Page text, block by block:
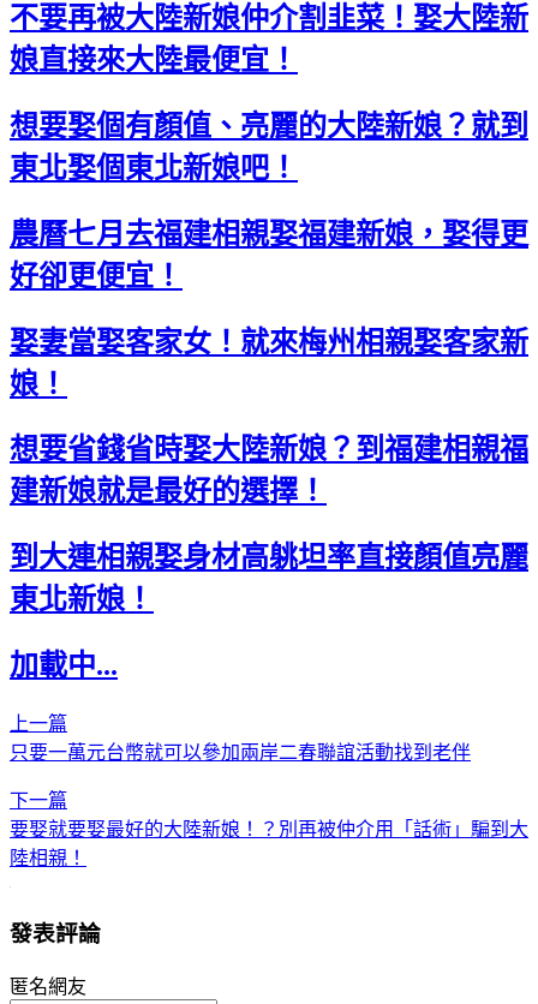
不要再被大陸新娘仲介割韭菜！娶大陸新
娘直接來大陸最便宜！
想要娶個有顏值、亮麗的大陸新娘？就到
東北娶個東北新娘吧！
農曆七月去福建相親娶福建新娘，娶得更
好卻更便宜！
娶妻當娶客家女！就來梅州相親娶客家新
娘！
想要省錢省時娶大陸新娘？到福建相親福
建新娘就是最好的選擇！
到大連相親娶身材高䠷坦率直接顏值亮麗
東北新娘！
加載中...
上一篇
只要一萬元台幣就可以參加兩岸二春聯誼活動找到老伴
下一篇
要娶就要娶最好的大陸新娘！？別再被仲介用「話術」騙到大
陸相親！
發表評論
匿名網友